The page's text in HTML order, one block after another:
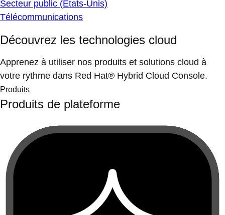
Secteur public (États-Unis)
Télécommunications
Découvrez les technologies cloud
Apprenez à utiliser nos produits et solutions cloud à
votre rythme dans Red Hat® Hybrid Cloud Console.
Produits
Produits de plateforme